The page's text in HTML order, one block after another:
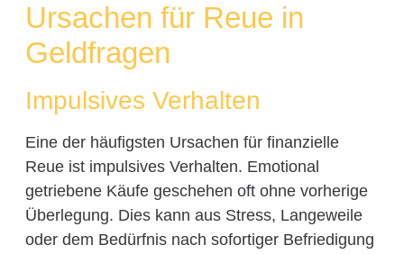
Ursachen für Reue in
Geldfragen
Impulsives Verhalten
Eine der häufigsten Ursachen für finanzielle
Reue ist impulsives Verhalten. Emotional
getriebene Käufe geschehen oft ohne vorherige
Überlegung. Dies kann aus Stress, Langeweile
oder dem Bedürfnis nach sofortiger Befriedigung